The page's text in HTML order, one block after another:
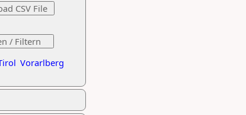
Vorarlberg